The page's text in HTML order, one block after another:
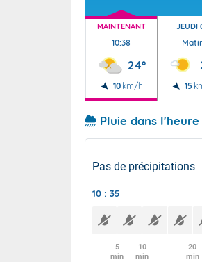
MAINTENANT
10:38
24°
10 km/h
JEUDI
15
Pluie dans l'heure
Pas de précipitations
10 : 35
5
min
10
min
20
min